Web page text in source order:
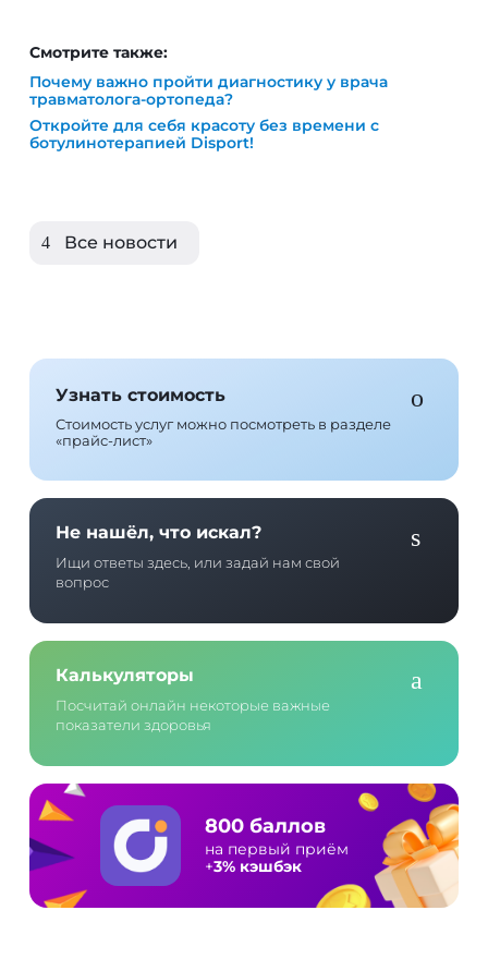
Почему важно пройти диагностику у врача
травматолога-ортопеда?
Откройте для себя красоту без времени с
ботулинотерапией Disport!
Все новости
Узнать стоимость
Стоимость услуг можно посмотреть в разделе
«прайс-лист»
Не нашёл, что искал?
Ищи ответы здесь, или задай нам свой
вопрос
Калькуляторы
Посчитай онлайн некоторые важные
показатели здоровья
800 баллов
на первый приём
+3% кэшбэк